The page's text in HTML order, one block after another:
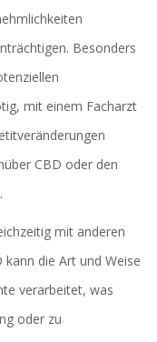
Besonders
mit einem Facharzt
CBD oder den
mit anderen
die Art und Weise
verarbeitet, was
oder zu